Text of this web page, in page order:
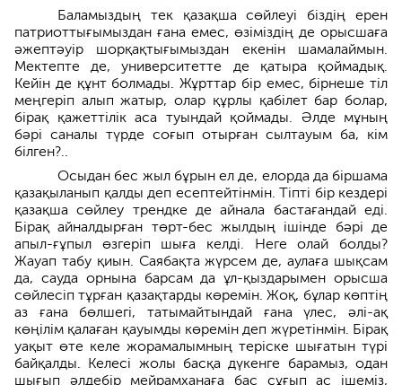
Баламыздың тек қазақша сөйлеуі біздің ерен
патриоттығымыздан ғана емес, өзіміздің де орысшаға
әжептәуір шорқақтығымыздан екенін шамалаймын.
Мектепте де, университетте де қатыра қоймадық.
Кейін де құнт болмады. Жұрттар бір емес, бірнеше тіл
меңгеріп алып жатыр, олар құрлы қабілет бар болар,
бірақ қажеттілік аса туындай қоймады. Әлде мұның
бәрі саналы түрде соғып отырған сылтауым ба, кім
білген?..
Осыдан бес жыл бұрын ел де, елорда да біршама
қазақыланып қалды деп есептейтінмін. Тіпті бір кездері
қазақша сөйлеу трендке де айнала бастағандай еді.
Бірақ айналдырған төрт-бес жылдың ішінде бәрі де
апыл-ғұпыл өзгеріп шыға келді. Неге олай болды?
Жауап табу қиын. Саябақта жүрсем де, аулаға шықсам
да, сауда орнына барсам да ұл-қыздарымен орысша
сөйлесіп тұрған қазақтарды көремін. Жоқ, бұлар көптің
аз ғана бөлшегі, татымайтындай ғана үлес, әлі-ақ
көңілім қалаған қауымды көремін деп жүретінмін. Бірақ
уақыт өте келе жорамалымның теріске шығатын түрі
байқалды. Келесі жолы басқа дүкенге барамыз, одан
шығып әлдебір мейрамханаға бас сұғып ас ішеміз,